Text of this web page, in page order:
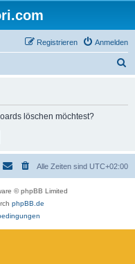
Anmelden
Registrieren
löschen möchtest?
Alle Zeiten sind UTC+02:00
© phpBB Limited
phpBB.de